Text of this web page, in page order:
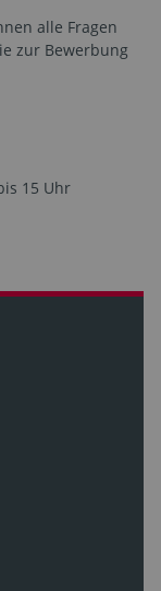
alle Fragen
zur Bewerbung
15 Uhr